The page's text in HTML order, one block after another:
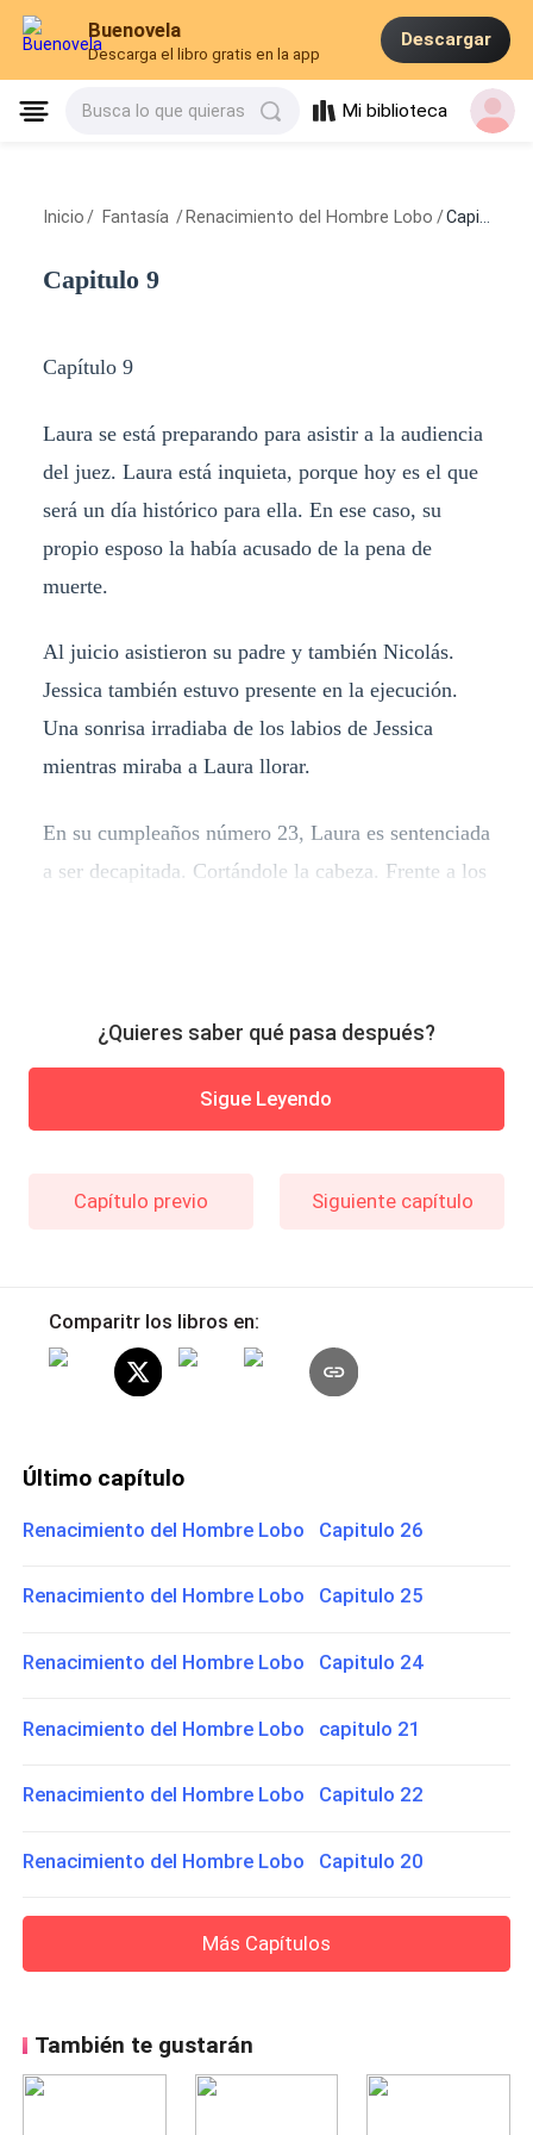
Buenovela
Descarga el libro gratis en la app
Descargar
Busca lo que quieras Mi biblioteca
Inicio / Fantasía / Renacimiento del Hombre Lobo /Capitulo 9
Capitulo 9
Capítulo 9
Laura se está preparando para asistir a la audiencia
del juez. Laura está inquieta, porque hoy es el que
será un día histórico para ella. En ese caso, su
propio esposo la había acusado de la pena de
muerte.
Al juicio asistieron su padre y también Nicolás.
Jessica también estuvo presente en la ejecución.
Una sonrisa irradiaba de los labios de Jessica
mientras miraba a Laura llorar.
En su cumpleaños número 23, Laura es sentenciada
a ser decapitada. Cortándole la cabeza. Frente a los
¿Quieres saber qué pasa después?
Sigue Leyendo
Capítulo previo Siguiente capítulo
Comparitr los libros en:
Último capítulo
Renacimiento del Hombre Lobo Capitulo 26
Renacimiento del Hombre Lobo Capitulo 25
Renacimiento del Hombre Lobo Capitulo 24
Renacimiento del Hombre Lobo capitulo 21
Renacimiento del Hombre Lobo Capitulo 22
Renacimiento del Hombre Lobo Capitulo 20
Más Capítulos
También te gustarán